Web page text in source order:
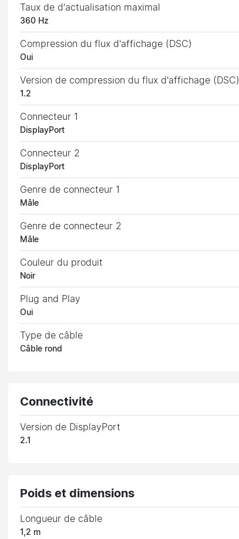
Taux de d'actualisation maximal
360 Hz
Compression du flux d'affichage (DSC)
Oui
Version de compression du flux d'affichage (DSC)
1.2
Connecteur 1
DisplayPort
Connecteur 2
DisplayPort
Genre de connecteur 1
Mâle
Genre de connecteur 2
Mâle
Couleur du produit
Noir
Plug and Play
Oui
Type de câble
Câble rond
Connectivité
Version de DisplayPort
2.1
Poids et dimensions
Longueur de câble
1,2 m